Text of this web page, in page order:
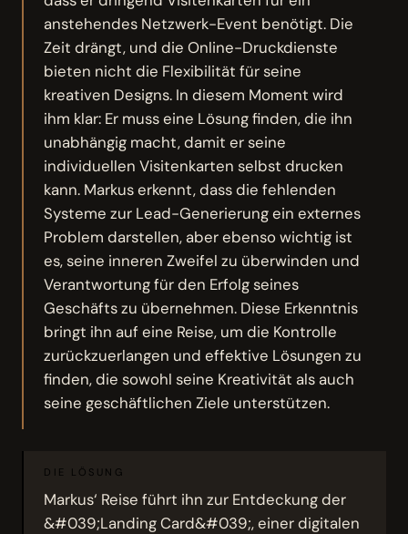
anstehendes Netzwerk-Event benötigt. Die
Zeit drängt, und die Online-Druckdienste
bieten nicht die Flexibilität für seine
kreativen Designs. In diesem Moment wird
ihm klar: Er muss eine Lösung finden, die ihn
unabhängig macht, damit er seine
individuellen Visitenkarten selbst drucken
kann. Markus erkennt, dass die fehlenden
Systeme zur Lead-Generierung ein externes
Problem darstellen, aber ebenso wichtig ist
es, seine inneren Zweifel zu überwinden und
Verantwortung für den Erfolg seines
Geschäfts zu übernehmen. Diese Erkenntnis
bringt ihn auf eine Reise, um die Kontrolle
zurückzuerlangen und effektive Lösungen zu
finden, die sowohl seine Kreativität als auch
seine geschäftlichen Ziele unterstützen.
DIE LÖSUNG
Markus‘ Reise führt ihn zur Entdeckung der
&#039;Landing Card&#039;, einer digitalen